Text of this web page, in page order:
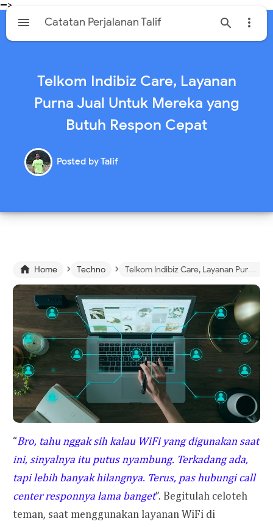
-->
  
Catatan Perjalanan Talif
Telkom Indibiz Care, Layanan
Purna Jual Untuk Mereka yang
Butuh Respon Cepat
Posted byTalif
 Home › Techno › Telkom Indibiz Care, Layanan Purna Jual Untuk Mereka yang Butuh Respon Cepat
“Bro, tahu nggak sih kalau WiFi yang digunakan saat
ini, sinyalnya itu putus nyambung. Terkadang ada,
tapi lebih banyak hilangnya. Terus, pas hubungi call
center responnya lama banget”. Begitulah celoteh
teman, saat menggunakan layanan WiFi di